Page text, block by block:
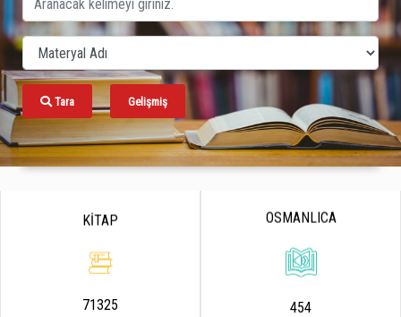
Tara Gelişmiş
KİTAP
71325
OSMANLICA
454